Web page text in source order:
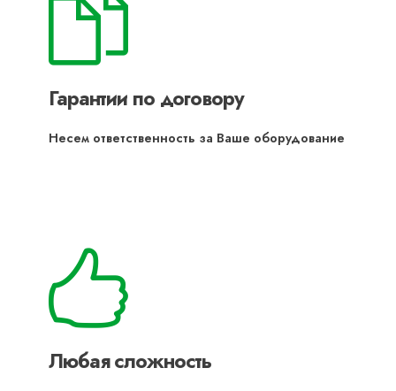
Гарантии по договору
Несем ответственность за Ваше оборудование
Любая сложность